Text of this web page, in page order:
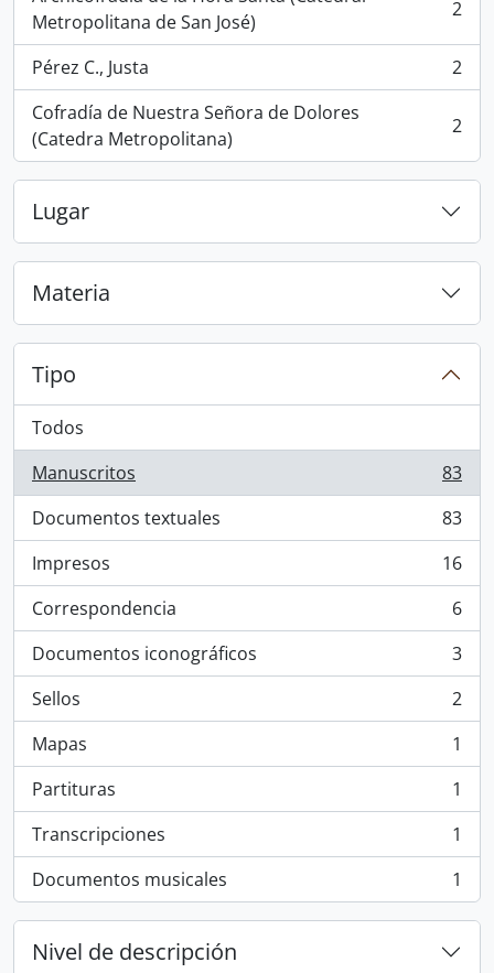
Metropolitana de San José)
, 2 resultados 2
Pérez C., Justa
, 2 resultados
2
Cofradía de Nuestra Señora de Dolores
(Catedra Metropolitana)
, 2 resultados 2
Lugar
Materia
Tipo
Todos
Manuscritos
, 83 resultados
83
Documentos textuales
, 83 resultados
83
Impresos
, 16 resultados
16
Correspondencia
, 6 resultados
6
Documentos iconográficos
, 3 resultados
3
Sellos
, 2 resultados
2
Mapas
, 1 resultados
1
Partituras
, 1 resultados
1
Transcripciones
, 1 resultados
1
Documentos musicales
, 1 resultados 1
Nivel de descripción